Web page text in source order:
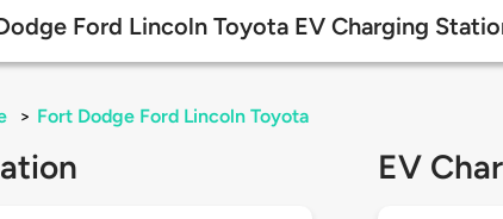
Ford Lincoln Toyota EV Charging
> Fort Dodge Ford Lincoln Toyota
EV